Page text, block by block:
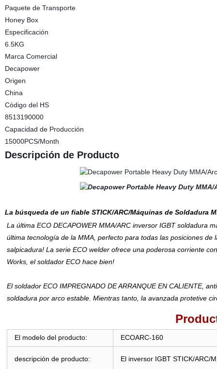
Paquete de Transporte
Honey Box
Especificación
6.5KG
Marca Comercial
Decapower
Origen
China
Código del HS
8513190000
Capacidad de Producción
15000PCS/Month
Descripción de Producto
La búsqueda de un fiable STICK/ARC/Máquinas de Soldadura
La última ECO DECAPOWER MMA/ARC inversor IGBT
última tecnología de la MMA, perfecto para todas las posiciones
salpicadura! La serie ECO welder ofrece una poderosa corriente
Works, el soldador ECO hace bien!
El soldador ECO IMPREGNADO DE ARRANQUE EN CALIENTE,
soldadura por arco estable. Mientras tanto, la avanzada protetive
El modelo del producto: ECOARC-160
descripción de producto: El inversor IGBT STICK/ARC/